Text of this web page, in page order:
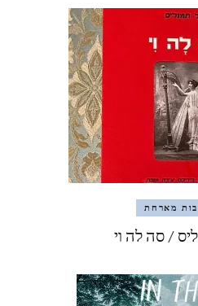
מארחת
/ סה לה וי